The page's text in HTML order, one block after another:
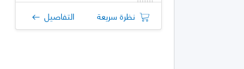
نظرة سريعة التفاصيل